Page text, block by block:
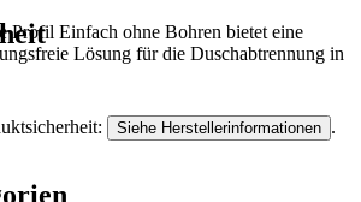
Profil Einfach ohne Bohren bietet eine
Lösung für die Duschabtrennung in
Siehe Herstellerinformationen .